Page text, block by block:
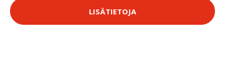
LISÄTIETOJA